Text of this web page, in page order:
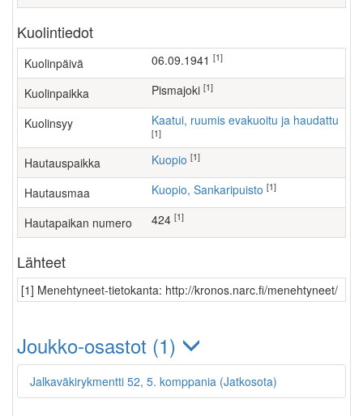
Kuolintiedot
Kuolinpäivä 06.09.1941 [1]
Kuolinpaikka Pismajoki [1]
Kuolinsyy Kaatui, ruumis evakuoitu ja haudattu
[1]
Hautauspaikka Kuopio [1]
Hautausmaa Kuopio, Sankaripuisto [1]
Hautapaikan numero 424 [1]
Lähteet
[1] Menehtyneet-tietokanta: http://kronos.narc.fi/menehtyneet/
Joukko-osastot (1)
Jalkaväkirykmentti 52, 5. komppania (Jatkosota)